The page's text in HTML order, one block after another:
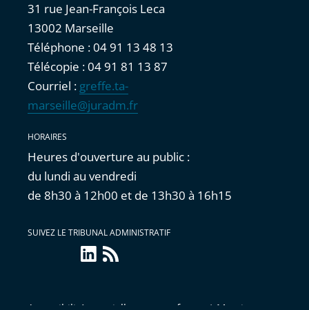
31 rue Jean-François Leca
13002 Marseille
Téléphone : 04 91 13 48 13
Télécopie : 04 91 81 13 87
Courriel : greffe.ta-
marseille@juradm.fr
HORAIRES
Heures d'ouverture au public :
du lundi au vendredi
de 8h30 à 12h00 et de 13h30 à 16h15
SUIVEZ LE TRIBUNAL ADMINISTRATIF
linkedin
Flux
RSS